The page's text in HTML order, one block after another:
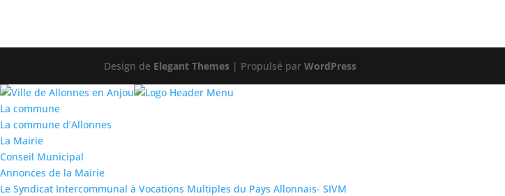
Design de Elegant Themes | Propulsé parWordPress
La commune
La commune d’Allonnes
La Mairie
Conseil Municipal
Annonces de la Mairie
Le Syndicat Intercommunal à Vocations Multiples du Pays Allonnais- SIVM